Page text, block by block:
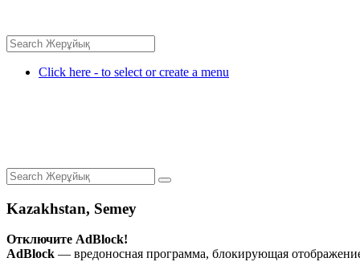
Click here - to select or create a menu
Kazakhstan, Semey
Отключите AdBlock!
AdBlock — вредоносная программа, блокирующая